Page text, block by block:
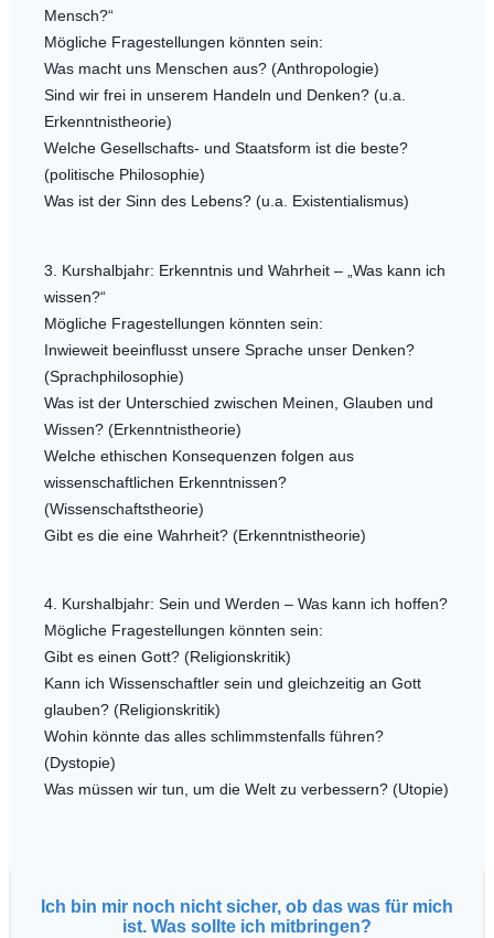
Mensch?“
Mögliche Fragestellungen könnten sein:
Was macht uns Menschen aus? (Anthropologie)
Sind wir frei in unserem Handeln und Denken? (u.a.
Erkenntnistheorie)
Welche Gesellschafts- und Staatsform ist die beste?
(politische Philosophie)
Was ist der Sinn des Lebens? (u.a. Existentialismus)
3. Kurshalbjahr: Erkenntnis und Wahrheit – „Was kann ich
wissen?“
Mögliche Fragestellungen könnten sein:
Inwieweit beeinflusst unsere Sprache unser Denken?
(Sprachphilosophie)
Was ist der Unterschied zwischen Meinen, Glauben und
Wissen? (Erkenntnistheorie)
Welche ethischen Konsequenzen folgen aus
wissenschaftlichen Erkenntnissen?
(Wissenschaftstheorie)
Gibt es die eine Wahrheit? (Erkenntnistheorie)
4. Kurshalbjahr: Sein und Werden – Was kann ich hoffen?
Mögliche Fragestellungen könnten sein:
Gibt es einen Gott? (Religionskritik)
Kann ich Wissenschaftler sein und gleichzeitig an Gott
glauben? (Religionskritik)
Wohin könnte das alles schlimmstenfalls führen?
(Dystopie)
Was müssen wir tun, um die Welt zu verbessern? (Utopie)
Ich bin mir noch nicht sicher, ob das was für mich
ist. Was sollte ich mitbringen?